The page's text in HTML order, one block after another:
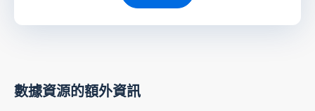
數據資源的額外資訊